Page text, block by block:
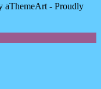
aThemeArt - Proudly